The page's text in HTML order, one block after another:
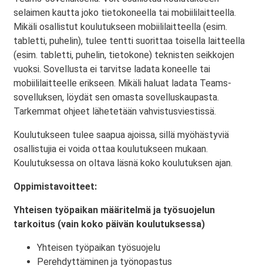
selaimen kautta joko tietokoneella tai mobiililaitteella.
Mikäli osallistut koulutukseen mobiililaitteella (esim.
tabletti, puhelin), tulee tentti suorittaa toisella laitteella
(esim. tabletti, puhelin, tietokone) teknisten seikkojen
vuoksi. Sovellusta ei tarvitse ladata koneelle tai
mobiililaitteelle erikseen. Mikäli haluat ladata Teams-
sovelluksen, löydät sen omasta sovelluskaupasta.
Tarkemmat ohjeet lähetetään vahvistusviestissä.
Koulutukseen tulee saapua ajoissa, sillä myöhästyviä
osallistujia ei voida ottaa koulutukseen mukaan.
Koulutuksessa on oltava läsnä koko koulutuksen ajan.
Oppimistavoitteet:
Yhteisen työpaikan määritelmä ja työsuojelun
tarkoitus (vain koko päivän koulutuksessa)
Yhteisen työpaikan työsuojelu
Perehdyttäminen ja työnopastus